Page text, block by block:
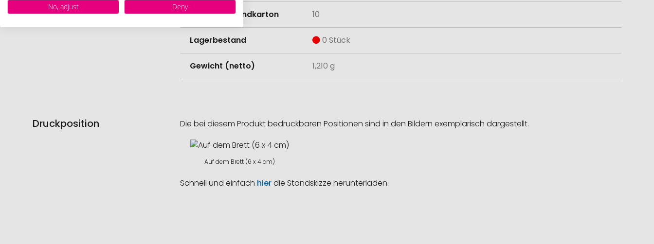
Menge Versandkarton 10
Lagerbestand 0 Stück
Gewicht (netto) 1,210 g
Druckposition Die bei diesem Produkt bedruckbaren Positionen sind in den Bildern exemplarisch dargestellt.
Auf dem Brett (6 x 4 cm)
Schnell und einfach hierdie Standskizze herunterladen.
No, adjust
Deny